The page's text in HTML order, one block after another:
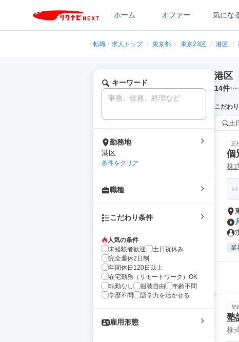
ホーム オファー 気にな
転職・求人トップ / 東京都 / 東京23区 / 港区 /
キーワード
勤務地
港区
条件をクリア
職種
こだわり条件
人気の条件
未経験者歓迎
土日祝休み
完全週休2日制
年間休日120日以上
在宅勤務（リモートワーク）OK
転勤なし
服装自由
年齢不問
学歴不問
語学力を活かせる
雇用形態
港区
14件1〜
こだわ
土
正
個
株
業
契
塾
株